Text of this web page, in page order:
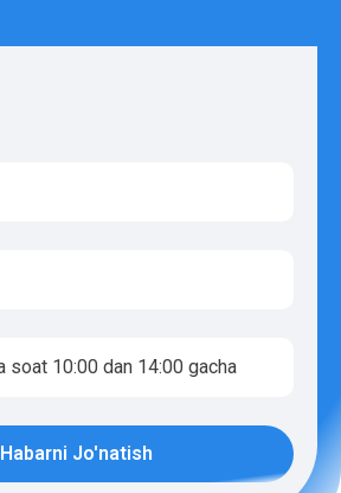
Habarni Jo'natish